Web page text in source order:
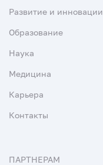
Развитие и инновации
Образование
Наука
Медицина
Карьера
Контакты
ПАРТНЕРАМ